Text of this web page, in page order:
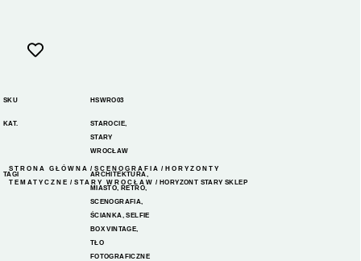
SKU HSWRO03
KAT. STAROCIE,
STARY
WROCŁAW
TAGI ARCHITEKTURA,
MIASTO, RETRO,
SCENOGRAFIA,
ŚCIANKA,SELFIE
BOX VINTAGE,
TŁO
FOTOGRAFICZNE
STRONA GŁÓWNA / SCENOGRAFIA /HORYZONTY
TEMATYCZNE / STARY WROCŁAW / HORYZONT STARY SKLEP